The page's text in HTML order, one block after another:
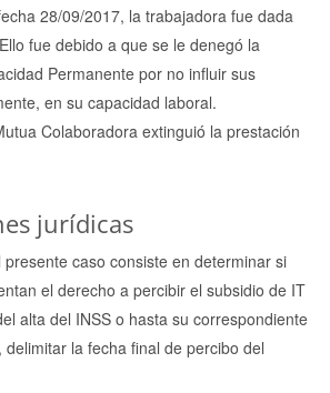
28/09/2017, la trabajadora fue dada
fue debido a que se le denegó la
Permanente por no influir sus
en su capacidad laboral.
Colaboradora extinguió la prestación
jurídicas
presente caso consiste en determinar si
el derecho a percibir el subsidio de IT
alta del INSS o hasta su correspondiente
delimitar la fecha final de percibo del